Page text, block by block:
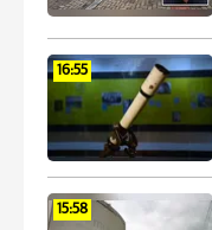
16:55
15:58